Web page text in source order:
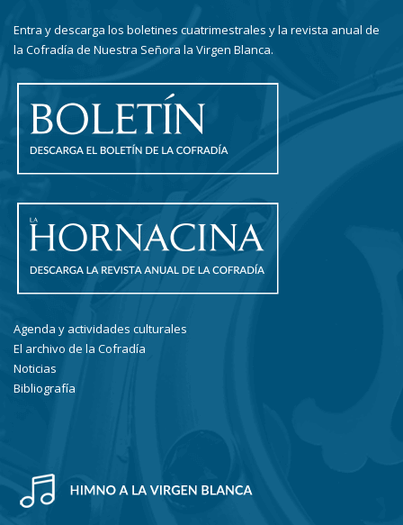
Entra y descarga los boletines cuatrimestrales y la revista anual de
la Cofradía de Nuestra Señora la Virgen Blanca.
Agenda y actividades culturales
El archivo de la Cofradía
Noticias
Bibliografía